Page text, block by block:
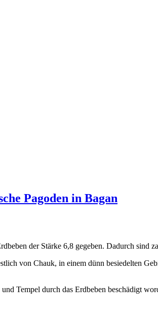
Pagoden in Bagan
der Stärke 6,8 gegeben. Dadurch sind
von Chauk, in einem dünn besiedelten
Tempel durch das Erdbeben beschädigt